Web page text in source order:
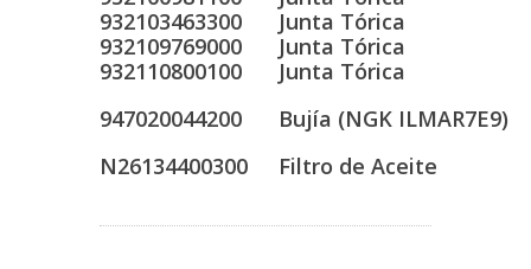
932103463300
Junta Tórica
932109769000
Junta Tórica
932110800100
Junta Tórica
947020044200
Bujía (NGK ILMAR7E9)
N26134400300
Filtro de Aceite